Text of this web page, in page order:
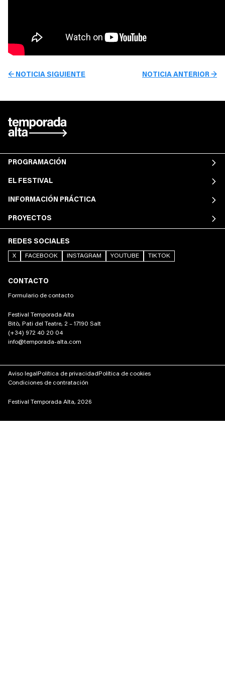
← NOTICIA SIGUIENTE NOTICIA ANTERIOR →
PROGRAMACIÓN
EL FESTIVAL
INFORMACIÓN PRÁCTICA
PROYECTOS
REDES SOCIALES
X FACEBOOK INSTAGRAM YOUTUBE TIKTOK
CONTACTO
Formulario de contacto
Festival Temporada Alta
Bitò, Pati del Teatre, 2 – 17190 Salt
(+34) 972 40 20 04
info@temporada-alta.com
Aviso legal Política de privacidad Política de cookies
Condiciones de contratación
Festival Temporada Alta, 2026